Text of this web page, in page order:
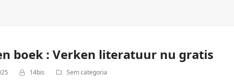
boek : Verken literatuur nu gratis
14bis Sem categoria